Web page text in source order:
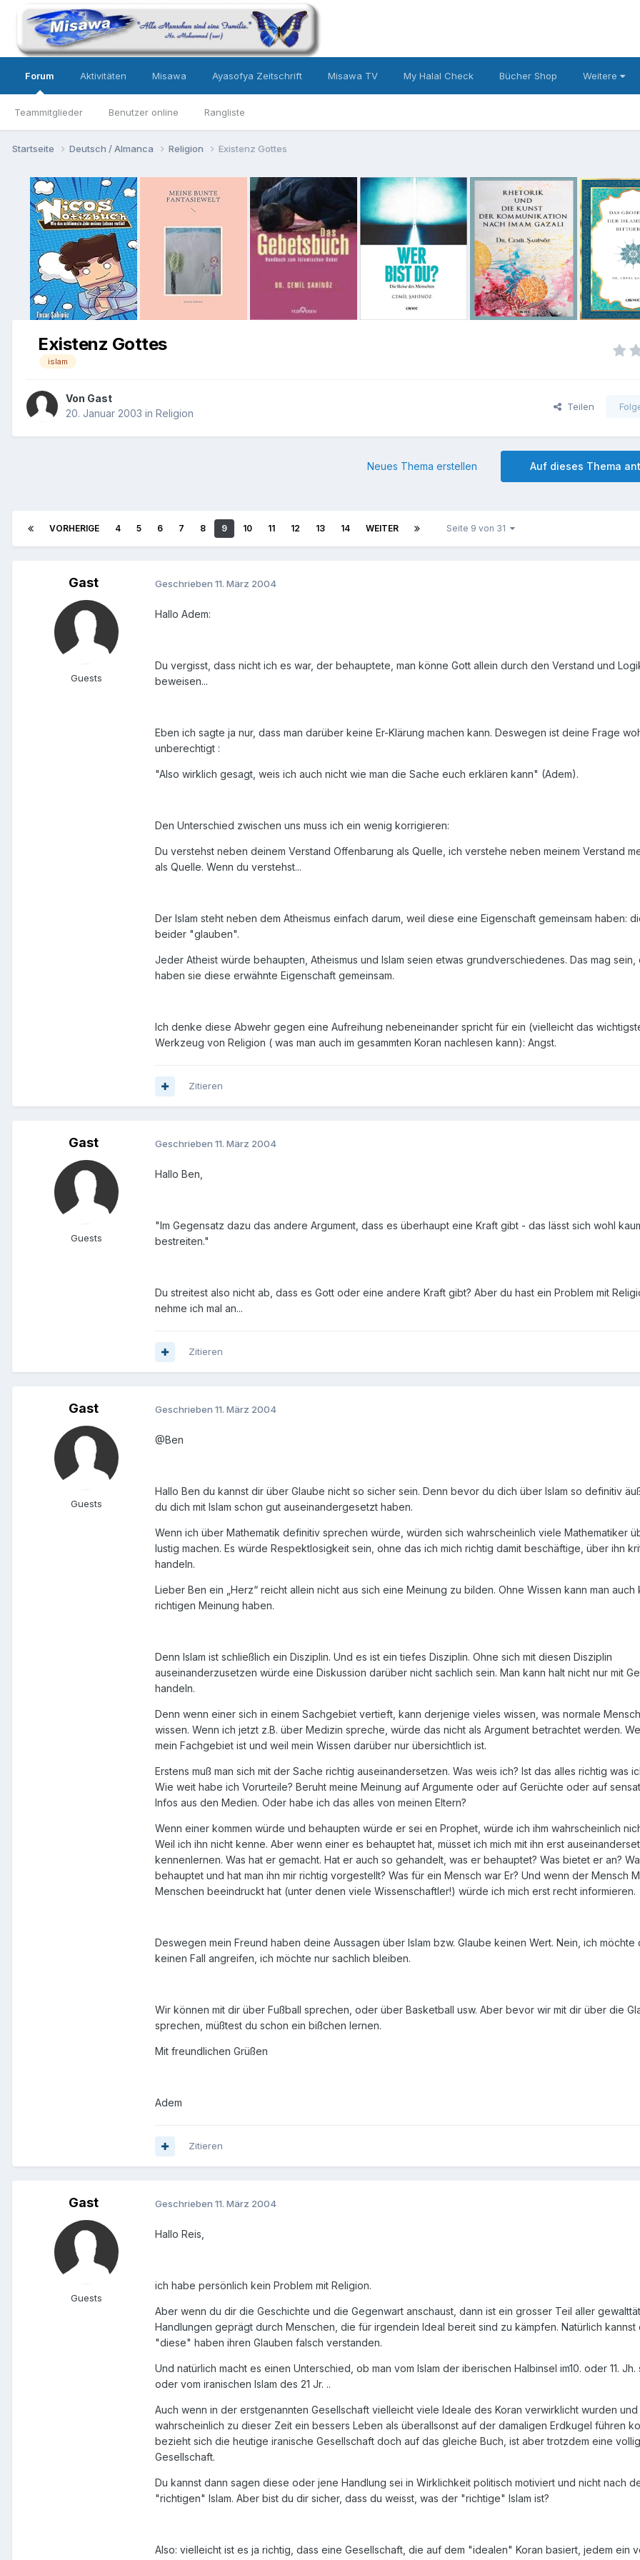
Forum
Teammitglieder Benutzer online Rangliste
Aktivitäten Misawa Ayasofya Zeitschrift Misawa TV My Halal Check Bücher Shop Weitere
Startseite Deutsch / Almanca Religion Existenz Gottes
Existenz Gottes
islam
Von Gast
20. Januar 2003 in Religion
Teilen
Auf dieses Thema
Neues Thema erstellen
VORHERIGE 4 5 6 7 8 9 10 11 12 13 14 WEITER Seite 9 von 31
Gast
Guests
Geschrieben 11. März 2004
Hallo Adem:
Du vergisst, dass nicht ich es war, der behauptete, man könne Gott allein durch den Verstand und
beweisen...
Eben ich sagte ja nur, dass man darüber keine Er-Klärung machen kann. Deswegen ist deine Frage
unberechtigt :
"Also wirklich gesagt, weis ich auch nicht wie man die Sache euch erklären kann" (Adem).
Den Unterschied zwischen uns muss ich ein wenig korrigieren:
Du verstehst neben deinem Verstand Offenbarung als Quelle, ich verstehe neben meinem Verstand
als Quelle. Wenn du verstehst...
Der Islam steht neben dem Atheismus einfach darum, weil diese eine Eigenschaft gemeinsam haben:
beider "glauben".
Jeder Atheist würde behaupten, Atheismus und Islam seien etwas grundverschiedenes. Das mag sein,
haben sie diese erwähnte Eigenschaft gemeinsam.
Ich denke diese Abwehr gegen eine Aufreihung nebeneinander spricht für ein (vielleicht das
Werkzeug von Religion ( was man auch im gesammten Koran nachlesen kann): Angst.
Zitieren
Gast
Guests
Geschrieben 11. März 2004
Hallo Ben,
"Im Gegensatz dazu das andere Argument, dass es überhaupt eine Kraft gibt - das lässt sich wohl
bestreiten."
Du streitest also nicht ab, dass es Gott oder eine andere Kraft gibt? Aber du hast ein Problem mit
nehme ich mal an...
Zitieren
Gast
Guests
Geschrieben 11. März 2004
@Ben
Hallo Ben du kannst dir über Glaube nicht so sicher sein. Denn bevor du dich über Islam so definitiv
du dich mit Islam schon gut auseinandergesetzt haben.
Wenn ich über Mathematik definitiv sprechen würde, würden sich wahrscheinlich viele Mathematiker
lustig machen. Es würde Respektlosigkeit sein, ohne das ich mich richtig damit beschäftige, über ihn
handeln.
Lieber Ben ein „Herz“ reicht allein nicht aus sich eine Meinung zu bilden. Ohne Wissen kann man auch
richtigen Meinung haben.
Denn Islam ist schließlich ein Disziplin. Und es ist ein tiefes Disziplin. Ohne sich mit diesen Disziplin
auseinanderzusetzen würde eine Diskussion darüber nicht sachlich sein. Man kann halt nicht nur mit
handeln.
Denn wenn einer sich in einem Sachgebiet vertieft, kann derjenige vieles wissen, was normale
wissen. Wenn ich jetzt z.B. über Medizin spreche, würde das nicht als Argument betrachtet werden.
mein Fachgebiet ist und weil mein Wissen darüber nur übersichtlich ist.
Erstens muß man sich mit der Sache richtig auseinandersetzen. Was weis ich? Ist das alles richtig was
Wie weit habe ich Vorurteile? Beruht meine Meinung auf Argumente oder auf Gerüchte oder auf
Infos aus den Medien. Oder habe ich das alles von meinen Eltern?
Wenn einer kommen würde und behaupten würde er sei en Prophet, würde ich ihm wahrscheinlich
Weil ich ihn nicht kenne. Aber wenn einer es behauptet hat, müsset ich mich mit ihn erst
kennenlernen. Was hat er gemacht. Hat er auch so gehandelt, was er behauptet? Was bietet er an?
behauptet und hat man ihn mir richtig vorgestellt? Was für ein Mensch war Er? Und wenn der Mensch
Menschen beeindruckt hat (unter denen viele Wissenschaftler!) würde ich mich erst recht informieren.
Deswegen mein Freund haben deine Aussagen über Islam bzw. Glaube keinen Wert. Nein, ich möchte
keinen Fall angreifen, ich möchte nur sachlich bleiben.
Wir können mit dir über Fußball sprechen, oder über Basketball usw. Aber bevor wir mit dir über die
sprechen, müßtest du schon ein bißchen lernen.
Mit freundlichen Grüßen
Adem
Zitieren
Gast
Guests
Geschrieben 11. März 2004
Hallo Reis,
ich habe persönlich kein Problem mit Religion.
Aber wenn du dir die Geschichte und die Gegenwart anschaust, dann ist ein grosser Teil aller
Handlungen geprägt durch Menschen, die für irgendein Ideal bereit sind zu kämpfen. Natürlich kannst
"diese" haben ihren Glauben falsch verstanden.
Und natürlich macht es einen Unterschied, ob man vom Islam der iberischen Halbinsel im10. oder 11. Jh.
oder vom iranischen Islam des 21 Jr. ..
Auch wenn in der erstgenannten Gesellschaft vielleicht viele Ideale des Koran verwirklicht wurden und
wahrscheinlich zu dieser Zeit ein bessers Leben als überallsonst auf der damaligen Erdkugel führen
bezieht sich die heutige iranische Gesellschaft doch auf das gleiche Buch, ist aber trotzdem eine
Gesellschaft.
Du kannst dann sagen diese oder jene Handlung sei in Wirklichkeit politisch motiviert und nicht nach
"richtigen" Islam. Aber bist du dir sicher, dass du weisst, was der "richtige" Islam ist?
Also: vielleicht ist es ja richtig, dass eine Gesellschaft, die auf dem "idealen" Koran basiert, jedem ein